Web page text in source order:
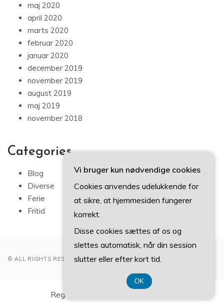
maj 2020
april 2020
marts 2020
februar 2020
januar 2020
december 2019
november 2019
august 2019
maj 2019
november 2018
Categories
Blog
Diverse
Ferie
Fritid
© ALL RIGHTS RESERVED 2022
Registreringsnummer 37 40 77 39
Vi bruger kun nødvendige cookies
Cookies anvendes udelukkende for
at sikre, at hjemmesiden fungerer
korrekt.
Disse cookies sættes af os og
slettes automatisk, når din session
slutter eller efter kort tid.
OK